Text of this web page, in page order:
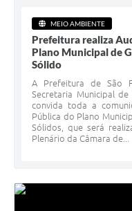
MEIO AMBIENTE
Prefeitura realiza
Plano Municipal de
Sólido
A Prefeitura de São
Secretaria Municipal
convida toda a
Pública do Plano
Sólidos, que será
Plenário da Câmara de...